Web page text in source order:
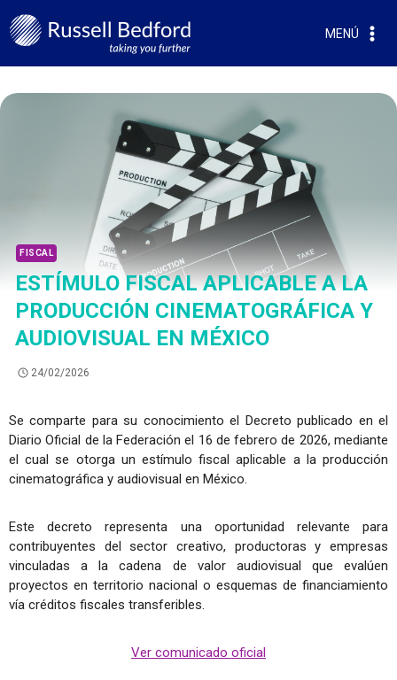
MENÚ
FISCAL
ESTÍMULO FISCAL APLICABLE A LA
PRODUCCIÓN CINEMATOGRÁFICA Y
AUDIOVISUAL EN MÉXICO
24/02/2026
Se comparte para su conocimiento el Decreto publicado en el
Diario Oficial de la Federación el 16 de febrero de 2026, mediante
el cual se otorga un estímulo fiscal aplicable a la producción
cinematográfica y audiovisual en México.
Este decreto representa una oportunidad relevante para
contribuyentes del sector creativo, productoras y empresas
vinculadas a la cadena de valor audiovisual que evalúen
proyectos en territorio nacional o esquemas de financiamiento
vía créditos fiscales transferibles.
Ver comunicado oficial